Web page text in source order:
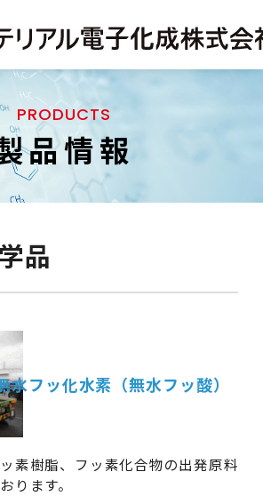
PRODUCTS
品情報
品
水フッ化水素（無水フッ酸）
素樹脂、フッ素化合物の出発原料
ります。